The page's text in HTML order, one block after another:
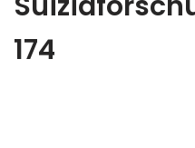
174